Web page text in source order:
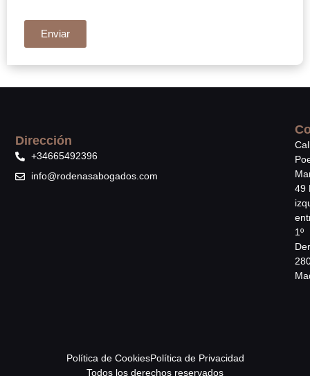
Enviar
49
1º
Dirección
+34665492396
info@rodenasabogados.com
Política de CookiesPolítica de Privacidad
Todos los derechos reservados